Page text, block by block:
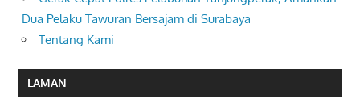
Dua Pelaku Tawuran Bersajam di Surabaya
Tentang Kami
LAMAN